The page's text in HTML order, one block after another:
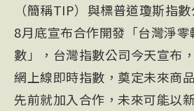
（簡稱TIP）與標普道瓊斯指數
8月底宣布合作開發「台灣淨零
數」，台灣指數公司今天宣布
網上線即時指數，奠定未來商
先前就加入合作，未來可能以